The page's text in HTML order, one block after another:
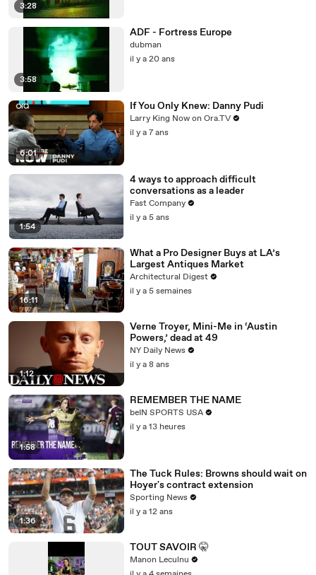
3:28
3:58
ADF - Fortress Europe
dubman
il y a 20 ans
6:01
If You Only Knew: Danny Pudi
Larry King Now on Ora.TV
il y a 7 ans
1:54
4 ways to approach difficult
conversations as a leader
Fast Company
il y a 5 ans
16:11
What a Pro Designer Buys at LA’s
Largest Antiques Market
Architectural Digest
il y a 5 semaines
1:12
Verne Troyer, Mini-Me in ‘Austin
Powers,’ dead at 49
NY Daily News
il y a 8 ans
1:58
REMEMBER THE NAME
beIN SPORTS USA
il y a 13 heures
1:36
The Tuck Rules: Browns should wait on
Hoyer's contract extension
Sporting News
il y a 12 ans
TOUT SAVOIR 🤫
Manon Leculnu